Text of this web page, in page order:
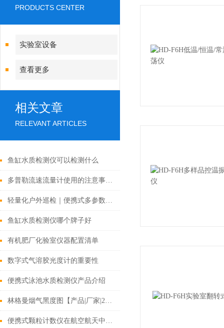
PRODUCTS CENTER
实验室设备
查看更多
相关文章
RELEVANT ARTICLES
鱼缸水质检测仪可以检测什么
多普勒流速流量计使用的注意事项「霍尔德」
轻量化户外巡检｜便携式多参数水质检测仪，让水质检测不受限
鱼缸水质检测仪哪个牌子好
有机肥厂化验室仪器配置清单
数字式气溶胶光度计的重要性
便携式泳池水质检测仪产品介绍
林格曼烟气黑度图【产品|厂家|2020烟气监测系统介绍】
便携式颗粒计数仪在航空航天中的作用